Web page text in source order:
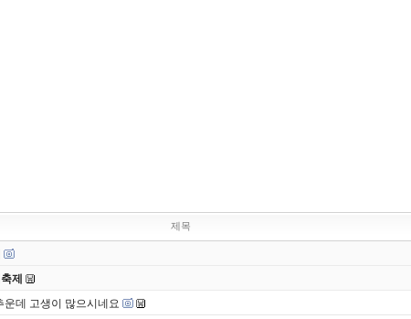
제목
제
운데 고생이 많으시네요